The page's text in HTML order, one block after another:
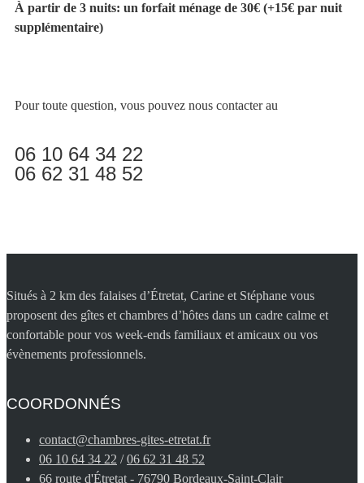
À partir de 3 nuits: un forfait ménage de 30€ (+15€ par nuit
supplémentaire)
Pour toute question, vous pouvez nous contacter au
06 10 64 34 22
06 62 31 48 52
Situés à 2 km des falaises d’Étretat, Carine et Stéphane vous
proposent des gîtes et chambres d’hôtes dans un cadre calme et
confortable pour vos week-ends familiaux et amicaux ou vos
évènements professionnels.
COORDONNÉS
contact@chambres-gites-etretat.fr
06 10 64 34 22 /06 62 31 48 52
66 route d'Étretat - 76790 Bordeaux-Saint-Clair